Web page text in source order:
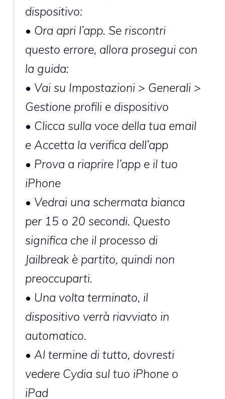
dispositivo:
• Ora apri l’app. Se riscontri
questo errore, allora prosegui con
la guida:
• Vai su Impostazioni > Generali >
Gestione profili e dispositivo
• Clicca sulla voce della tua email
e Accetta la verifica dell’app
• Prova a riaprire l’app e il tuo
iPhone
• Vedrai una schermata bianca
per 15 o 20 secondi. Questo
significa che il processo di
Jailbreak è partito, quindi non
preoccuparti.
• Una volta terminato, il
dispositivo verrà riavviato in
automatico.
• Al termine di tutto, dovresti
vedere Cydia sul tuo iPhone o
iPad